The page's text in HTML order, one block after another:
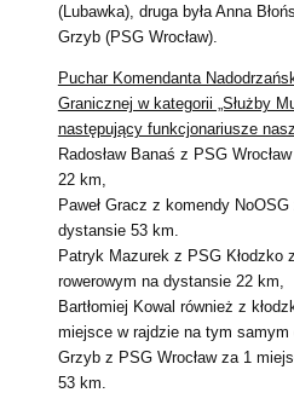
(Lubawka), druga była Anna
Grzyb (PSG Wrocław).
Puchar Komendanta
Granicznej w kategorii „Służby
następujący funkcjonariusze
Radosław Banaś z PSG
22 km,
Paweł Gracz z komendy
dystansie 53 km.
Patryk Mazurek z PSG Kłodzko
rowerowym na dystansie 22 km,
Bartłomiej Kowal również z
miejsce w rajdzie na tym
Grzyb z PSG Wrocław za 1
53 km.